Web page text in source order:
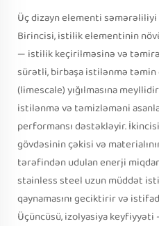
Üç dizayn elementi
Birincisi, istilik elementinin
— istilik keçirilməsinə və
sürətli, birbaşa istilənmə təmin
(limescale) yığılmasına
istilənmə və təmizləməni
performansı dəstəkləyir.
gövdəsinin çəkisi və
tərəfindən udulan enerji
stainless steel uzun müddət
qaynamasını geciktirir və
Üçüncüsü, izolyasiya